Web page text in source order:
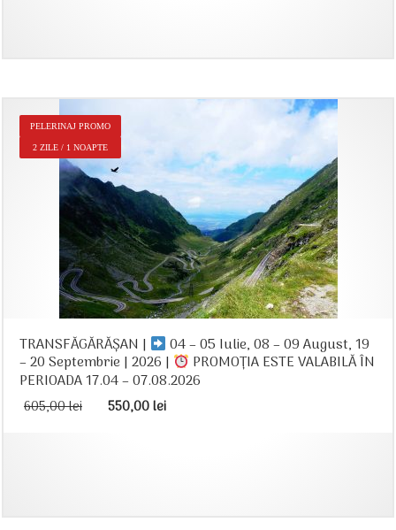
PELERINAJ PROMO
2 ZILE / 1 NOAPTE
TRANSFĂGĂRĂȘAN | 04 – 05 Iulie, 08 – 09 August, 19
– 20 Septembrie | 2026 | PROMOȚIA ESTE VALABILĂ ÎN
PERIOADA 17.04 – 07.08.2026
605,00lei Prețul
inițial
550,00lei